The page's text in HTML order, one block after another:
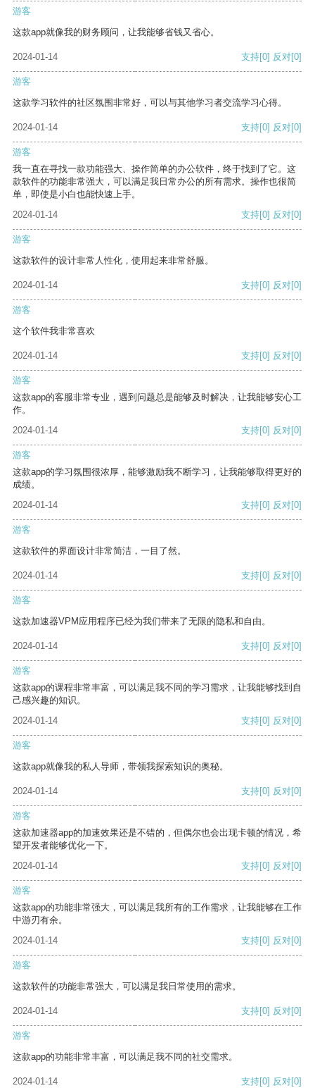
游客
这款app就像我的财务顾问，让我能够省钱又省心。
2024-01-14 支持[0] 反对[0]
游客
这款学习软件的社区氛围非常好，可以与其他学习者交流学习心得。
2024-01-14 支持[0] 反对[0]
游客
我一直在寻找一款功能强大、操作简单的办公软件，终于找到了它。这
款软件的功能非常强大，可以满足我日常办公的所有需求。操作也很简
单，即使是小白也能快速上手。
2024-01-14
支持[0] 反对[0]
游客
这款软件的设计非常人性化，使用起来非常舒服。
2024-01-14 支持[0] 反对[0]
游客
这个软件我非常喜欢
2024-01-14 支持[0] 反对[0]
游客
这款app的客服非常专业，遇到问题总是能够及时解决，让我能够安心工
作。
2024-01-14
支持[0] 反对[0]
游客
这款app的学习氛围很浓厚，能够激励我不断学习，让我能够取得更好的
成绩。
2024-01-14
支持[0] 反对[0]
游客
这款软件的界面设计非常简洁，一目了然。
2024-01-14 支持[0] 反对[0]
游客
这款加速器VPM应用程序已经为我们带来了无限的隐私和自由。
2024-01-14 支持[0] 反对[0]
游客
这款app的课程非常丰富，可以满足我不同的学习需求，让我能够找到自
己感兴趣的知识。
2024-01-14
支持[0] 反对[0]
游客
这款app就像我的私人导师，带领我探索知识的奥秘。
2024-01-14 支持[0] 反对[0]
游客
这款加速器app的加速效果还是不错的，但偶尔也会出现卡顿的情况，希
望开发者能够优化一下。
2024-01-14
支持[0] 反对[0]
游客
这款app的功能非常强大，可以满足我所有的工作需求，让我能够在工作
中游刃有余。
2024-01-14
支持[0] 反对[0]
游客
这款软件的功能非常强大，可以满足我日常使用的需求。
2024-01-14 支持[0] 反对[0]
游客
这款app的功能非常丰富，可以满足我不同的社交需求。
2024-01-14 支持[0] 反对[0]